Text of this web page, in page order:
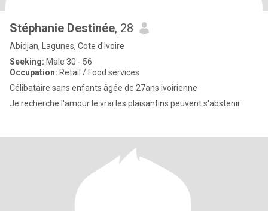
Stéphanie Destinée, 28
Abidjan, Lagunes, Cote d'Ivoire
Seeking: Male 30 - 56
Occupation: Retail / Food services
Célibataire sans enfants âgée de 27ans ivoirienne
Je recherche l'amour le vrai les plaisantins peuvent s'abstenir